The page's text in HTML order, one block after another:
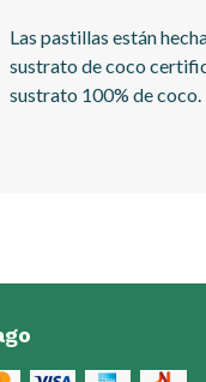
Las pastillas están
sustrato de coco
sustrato 100% de coco.